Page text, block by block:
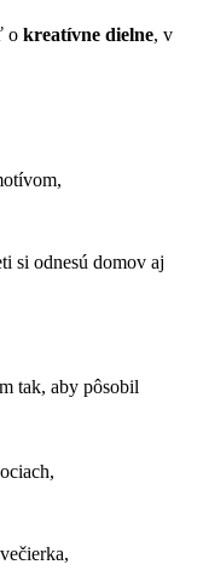
o kreatívne dielne, v
si odnesú domov aj
tak, aby pôsobil